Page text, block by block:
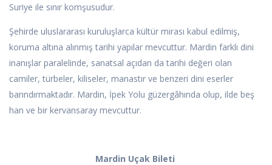
Suriye ile sınır komşusudur.
Şehirde uluslararası kuruluşlarca kültür mirası kabul edilmiş,
koruma altına alınmış tarihi yapılar mevcuttur. Mardin farklı dini
inanışlar paralelinde, sanatsal açıdan da tarihi değeri olan
camiler, türbeler, kiliseler, manastır ve benzeri dini eserler
barındırmaktadır. Mardin, İpek Yolu güzergâhında olup, ilde beş
han ve bir kervansaray mevcuttur.
Mardin Uçak Bileti